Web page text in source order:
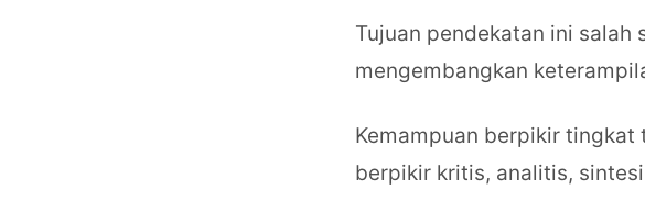
Tujuan pendekatan ini salah
mengembangkan
Kemampuan berpikir
berpikir kritis, analitis,